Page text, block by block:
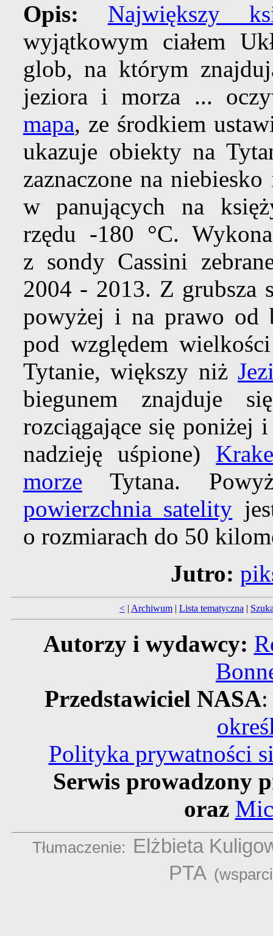
Opis: Największy
wyjątkowym ciałem
glob, na którym
jeziora i morza ...
mapa, ze środkiem
ukazuje obiekty na
zaznaczone na
w panujących na
rzędu -180 °C.
z sondy Cassini
2004 - 2013. Z grubsza
powyżej i na prawo od
pod względem
Tytanie, większy niż
biegunem znajduje
rozciągające się poniżej
nadzieję uśpione)
morze Tytana.
powierzchnia satelity
o rozmiarach do 50
Jutro:
< | Archiwum | Lista tematyczna |
Autorzy i wydawcy:
Przedstawiciel NASA
Polityka prywatności
Serwis prowadzony
oraz
Tłumaczenie: Elżbieta
PTA